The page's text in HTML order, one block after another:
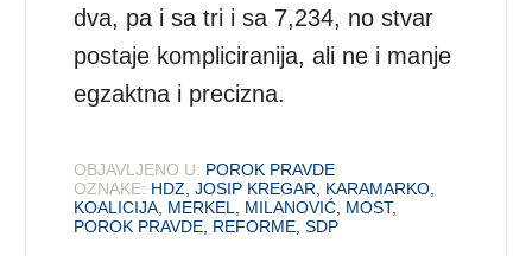
dva, pa i sa tri i sa 7,234, no stvar
postaje kompliciranija, ali ne i manje
egzaktna i precizna.
OBJAVLJENO U: POROK PRAVDE
OZNAKE: HDZ,JOSIP KREGAR, KARAMARKO,
KOALICIJA, MERKEL, MILANOVIĆ, MOST,
POROK PRAVDE, REFORME,SDP